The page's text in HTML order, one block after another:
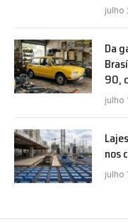
julho
Da
90,
julho
nos
julho